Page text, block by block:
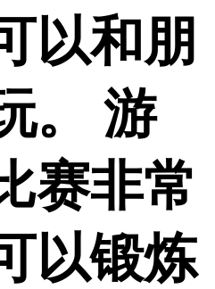
以和朋
。 游
赛非常
以锻炼